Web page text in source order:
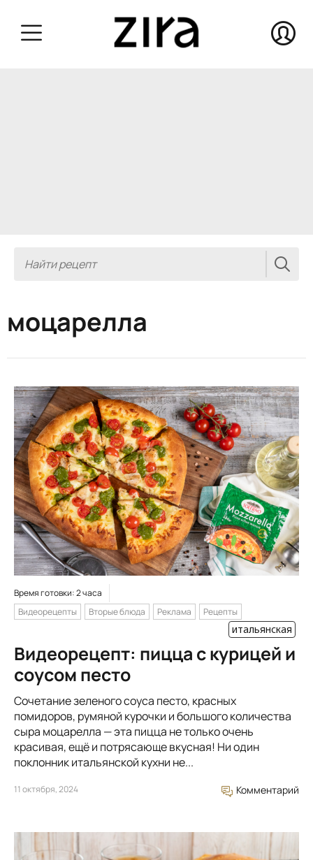
моцарелла
Время готовки: 2 часа
Видеорецепты
Вторые блюда Реклама Рецепты
итальянская
Видеорецепт: пицца с курицей и
соусом песто
Сочетание зеленого соуса песто, красных
помидоров, румяной курочки и большого количества
сыра моцарелла — эта пицца не только очень
красивая, ещё и потрясающе вкусная! Ни один
поклонник итальянской кухни не...
11 октября, 2024 Комментарий